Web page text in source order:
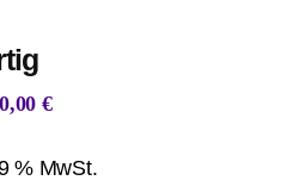
€
% MwSt.